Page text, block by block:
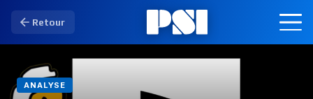
Retour
ANALYSE